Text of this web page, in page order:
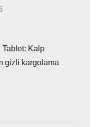
Tablet: Kalp
gizli kargolama